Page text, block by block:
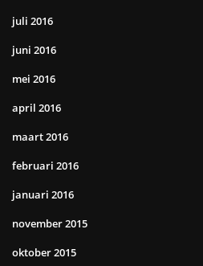
juli 2016
juni 2016
mei 2016
april 2016
maart 2016
februari 2016
januari 2016
november 2015
oktober 2015